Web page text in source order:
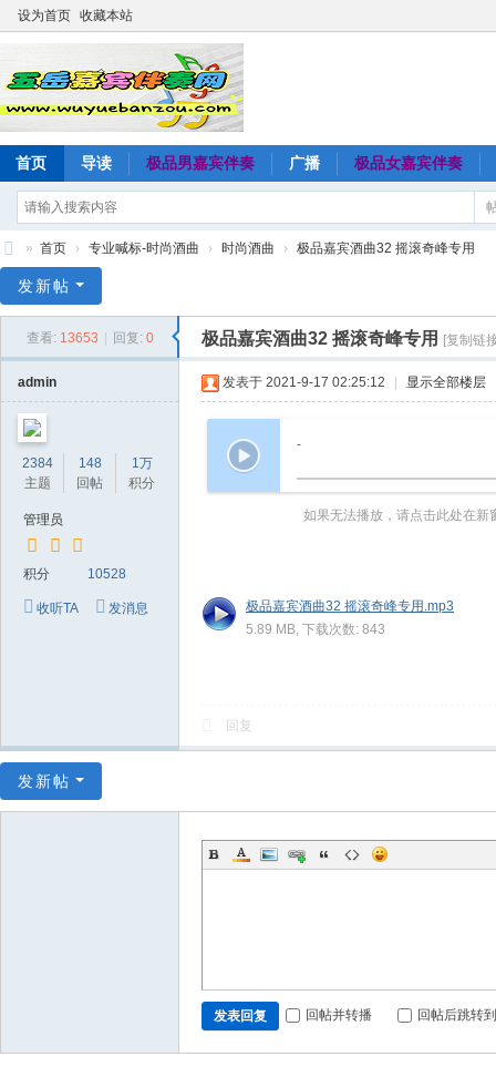
设为首页 收藏本站
首页 导读 极品男嘉宾伴奏 广播 极品女嘉宾伴奏
岳
载
基
» 首页 › 专业喊标-时尚酒曲 › 时尚酒曲 › 极品嘉宾酒曲32 摇滚奇峰专用
发新帖
查看: 13653 回复: 0 极品嘉宾酒曲32 摇滚奇峰专用 [复制链
admin
2384
主题
148
回帖
1万
积分
管理员
积分 10528
收听TA 发消息
发表于 2021-9-17 02:25:12 显示全部楼层
-
如果无法播放，请点击此处在新
极品嘉宾酒曲32 摇滚奇峰专用.mp3
5.89 MB, 下载次数: 843
回复
发新帖
发表回复 回帖并转播 回帖后跳转